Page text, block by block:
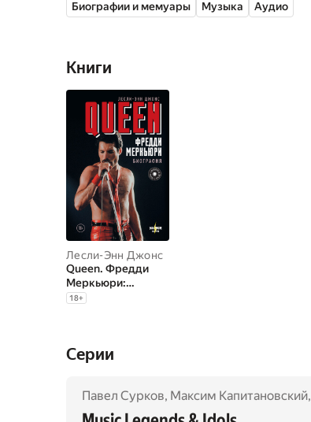
Биографии и мемуары Музыка Аудио
Книги
Лесли-Энн Джонс
Queen. Фредди
Меркьюри:
биография
18+
Cерии
Павел Сурков, Максим Капитановский,